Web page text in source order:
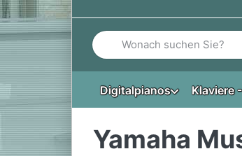
Geben Sie einen Suchbegriff
Digitalpianos Klaviere
Yamaha